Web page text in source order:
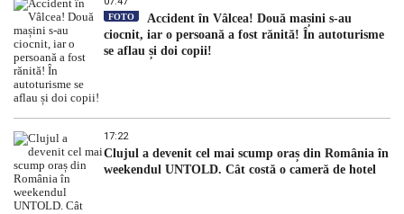
FOTO
Accident în Vâlcea! Două mașini s-au
ciocnit, iar o persoană a fost rănită! În autoturisme
se aflau și doi copii!
17:22
Clujul a devenit cel mai scump oraș din România în
weekendul UNTOLD. Cât costă o cameră de hotel